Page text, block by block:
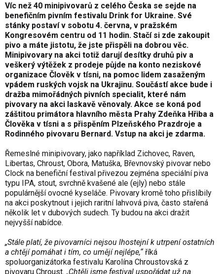
Víc než 40 minipivovarů z celého Česka se sejde na
benefičním pivním festivalu Drink for Ukraine. Své
stánky postaví v sobotu 4. června, v pražském
Kongresovém centru od 11 hodin. Stačí si zde zakoupit
pivo a máte jistotu, že jste přispěli na dobrou věc.
Minipivovary na akci totiž darují desítky druhů piv a
veškerý výtěžek z prodeje půjde na konto neziskové
organizace Člověk v tísni, na pomoc lidem zasaženým
vpádem ruských vojsk na Ukrajinu. Součástí akce bude i
dražba mimořádných pivních specialit, které nám
pivovary na akci laskavě věnovaly. Akce se koná pod
záštitou primátora hlavního města Prahy Zdeňka Hřiba a
Člověka v tísni a s přispěním Plzeňského Prazdroje a
Rodinného pivovaru Bernard. Vstup na akci je zdarma.
Řemeslné minipivovary, jako například Zichovec, Raven,
Libertas, Chroust, Obora, Matuška, Břevnovský pivovar nebo
Clock na benefiční festival přivezou zejména speciální piva
typu IPA, stout, svrchně kvašené ale (ejly) nebo stále
populárnější ovocné kyseláče. Pivovary kromě toho přislíbily
na akci poskytnout i jejich raritní lahvová piva, často stařená
několik let v dubových sudech. Ty budou na akci dražit
nejvyšší nabídce.
„Stále platí, že pivovarníci nejsou lhostejní k utrpení ostatních
a chtějí pomáhat i tím, co umějí nejlépe,“říká
spoluorganizátorka festivalu Karolína Chroustovská z
pivovaru Chroust. „Chtěli jsme festival uspořádat už na